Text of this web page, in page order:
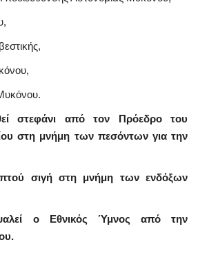
στεφάνι από τον Πρόεδρο του
στη μνήμη των πεσόντων για την
σιγή στη μνήμη των ενδόξων
ο Εθνικός Ύμνος από την